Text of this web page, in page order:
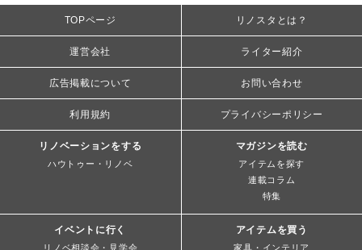
TOPページ リノスタとは？
運営会社 ライター紹介
広告掲載について お問い合わせ
利用規約 プライバシーポリシー
リノベーションをする
ハウトゥー・リノベ
マガジンを読む
アイテムを探す
連載コラム
特集
イベントに行く
リノベ相談会・見学会
アイテムを買う
家具・インテリア